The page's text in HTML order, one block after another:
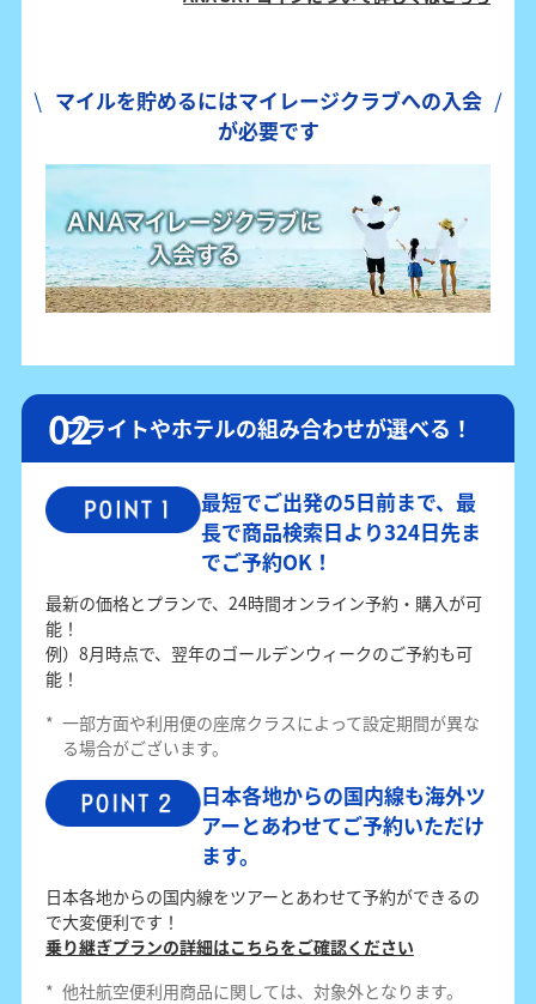
マイルを貯めるにはマイレージクラブへの入会
が必要です
フライトやホテルの組み合わせが選べる！
最短でご出発の5日前まで、最
長で商品検索日より324日先ま
でご予約OK！
最新の価格とプランで、24時間オンライン予約・購入が可
能！
例）8月時点で、翌年のゴールデンウィークのご予約も可
能！
* 一部方面や利用便の座席クラスによって設定期間が異な
る場合がございます。
日本各地からの国内線も海外ツ
アーとあわせてご予約いただけ
ます。
日本各地からの国内線をツアーとあわせて予約ができるの
で大変便利です！
乗り継ぎプランの詳細はこちらをご確認ください
* 他社航空便利用商品に関しては、対象外となります。